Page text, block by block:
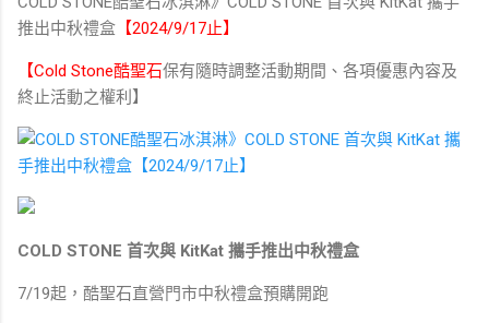
推出中秋禮盒 【2024/9/17止】
【Cold Stone酷聖石保有隨時調整活動期間、各項優惠內容及
終止活動之權利】
COLD STONE 首次與 KitKat 攜手推出中秋禮盒
7/19起，酷聖石直營門市中秋禮盒預購開跑